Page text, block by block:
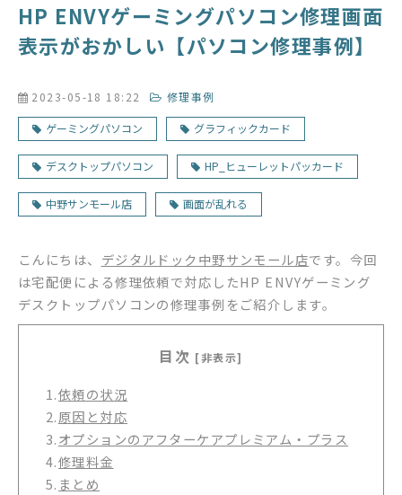
HP ENVYゲーミングパソコン修理画面
表示がおかしい【パソコン修理事例】
2023-05-18 18:22 修理事例
ゲーミングパソコン グラフィックカード
デスクトップパソコン HP_ヒューレットパッカード
中野サンモール店 画面が乱れる
こんにちは、 デジタルドック中野サンモール店です。今回
は宅配便による修理依頼で対応したHP ENVYゲーミング
デスクトップパソコンの修理事例をご紹介します。
目次 [非表示]
1.依頼の状況
2.原因と対応
3.オプションのアフターケアプレミアム・プラス
4.修理料金
5. まとめ